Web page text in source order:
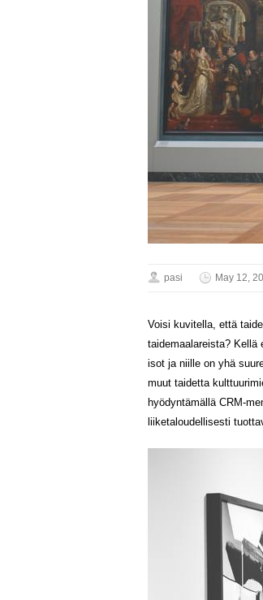
pasi May 12,
Voisi kuvitella, että
taidemaalareista? Kellä
isot ja niille on yhä
muut taidetta
hyödyntämällä CRM-
liiketaloudellisesti